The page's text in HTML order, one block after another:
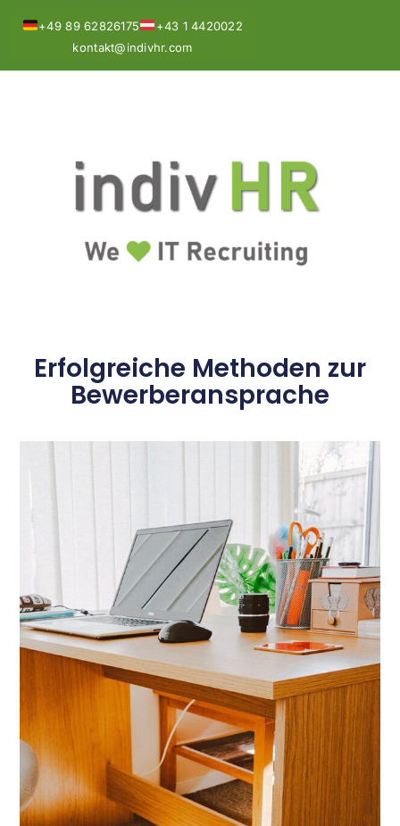
+49 89 62826175
+43 1 4420022
kontakt@indivhr.com
Erfolgreiche Methoden zur
Bewerberansprache